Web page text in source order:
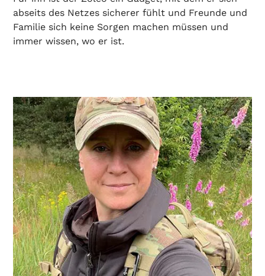
abseits des Netzes sicherer fühlt und Freunde und
Familie sich keine Sorgen machen müssen und
immer wissen, wo er ist.